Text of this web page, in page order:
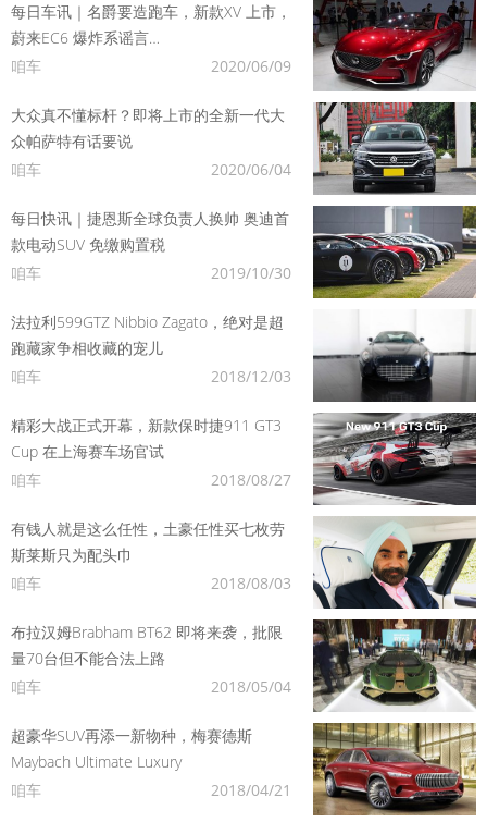
每日车讯｜名爵要造跑车，新款XV 上市，
蔚来EC6 爆炸系谣言…
咱车
2020/06/09
大众真不懂标杆？即将上市的全新一代大
众帕萨特有话要说
咱车
2020/06/04
每日快讯｜捷恩斯全球负责人换帅 奥迪首
款电动SUV 免缴购置税
咱车
2019/10/30
法拉利599GTZ Nibbio Zagato，绝对是超
跑藏家争相收藏的宠儿
咱车
2018/12/03
精彩大战正式开幕，新款保时捷911 GT3
Cup 在上海赛车场官试
咱车
2018/08/27
有钱人就是这么任性，土豪任性买七枚劳
斯莱斯只为配头巾
咱车
2018/08/03
布拉汉姆Brabham BT62 即将来袭，批限
量70台但不能合法上路
咱车
2018/05/04
超豪华SUV再添一新物种，梅赛德斯
Maybach Ultimate Luxury
咱车
2018/04/21